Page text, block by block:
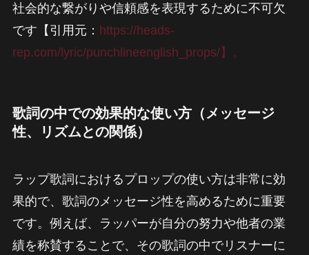
社会的な繋がりや信頼感を表現するために不可欠
です【引用元： https://heads-
rep.com/lyric/punchlineenglish_props/】。
歌詞の中での効果的な使い方（メッセージ
性、リズムとの関係）
ラップ歌詞におけるプロップの使い方は非常に効
果的で、歌詞のメッセージ性を高めるために重要
です。例えば、ラッパーが自分の努力や他者の業
績を称賛することで、その歌詞の中でリスナーに